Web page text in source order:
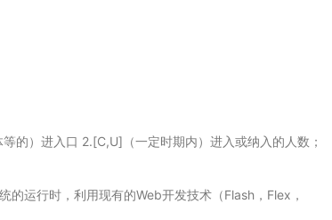
的）进入口 2.[C,U]（一定时期内）进入或纳入的人数；
运行时，利用现有的Web开发技术（Flash，Flex，